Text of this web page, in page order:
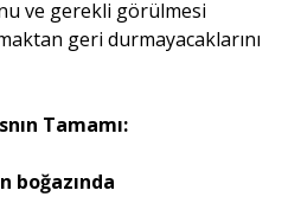
ve gerekli görülmesi
geri durmayacaklarını
Tamamı:
boğazında